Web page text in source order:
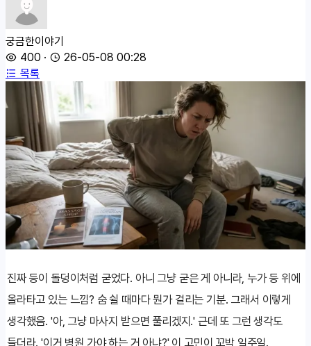
궁금한이야기
400 ·
26-05-08 00:28
목록
진짜 등이 돌덩이처럼 굳었다. 아니 그냥 굳은 게 아니라, 누가 등 위에
올라타고 있는 느낌? 숨 쉴 때마다 뭔가 걸리는 기분. 그래서 이렇게
생각했음. '아, 그냥 마사지 받으면 풀리겠지.' 근데 또 그런 생각도
들더라. '이거 병원 가야 하는 거 아냐?' 이 고민이 꼬박 일주일.